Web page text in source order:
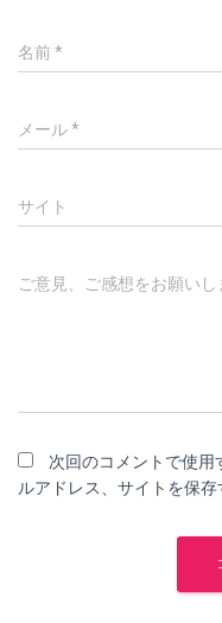
名前*
メール*
サイト
ご意見、ご感想をお願いし
次回のコメントで使用
ルアドレス、サイトを保存